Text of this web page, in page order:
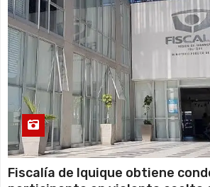
Fiscalía de Iquique obtiene